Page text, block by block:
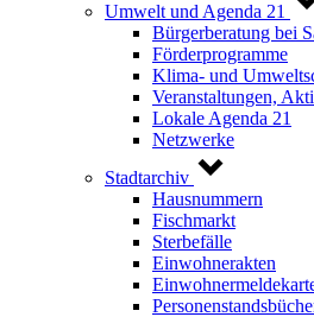
Umwelt und Agenda 21
Bürgerberatung bei
Förderprogramme
Klima- und
Veranstaltungen,
Lokale Agenda 21
Netzwerke
Stadtarchiv
Hausnummern
Fischmarkt
Sterbefälle
Einwohnerakten